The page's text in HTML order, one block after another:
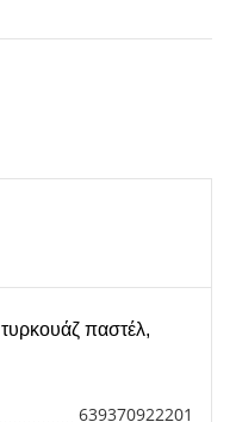
τυρκουάζ παστέλ,
639370922201